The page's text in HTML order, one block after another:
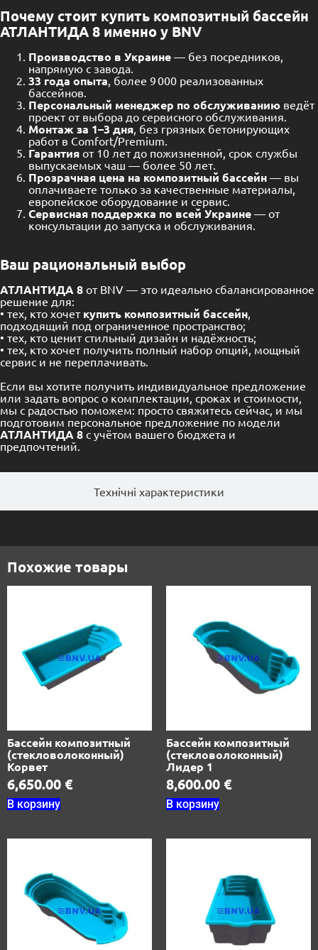
Технічні характеристики
Почему стоит купить композитный бассейн
АТЛАНТИДА 8 именно у BNV
Производство в Украине — без посредников,
напрямую с завода.
33 года опыта , более 9 000 реализованных
бассейнов.
Персональный менеджер по обслуживанию ведёт
проект от выбора до сервисного обслуживания.
Монтаж за 1–3 дня , без грязных бетонирующих
работ в Comfort/Premium.
Гарантия от 10 лет до пожизненной, срок службы
выпускаемых чаш — более 50 лет.
Прозрачная цена на композитный бассейн — вы
оплачиваете только за качественные материалы,
европейское оборудование и сервис.
Сервисная поддержка по всей Украине — от
консультации до запуска и обслуживания.
Ваш рациональный выбор
АТЛАНТИДА 8 от BNV — это идеально сбалансированное
решение для:
• тех, кто хочет купить композитный бассейн
подходящий под ограниченное пространство;
• тех, кто ценит стильный дизайн и надёжность;
• тех, кто хочет получить полный набор опций, мощный
сервис и не переплачивать.
Если вы хотите получить индивидуальное предложение
или задать вопрос о комплектации, сроках и стоимости,
мы с радостью поможем: просто свяжитесь сейчас, и мы
подготовим персональное предложение по модели
АТЛАНТИДА 8 с учётом вашего бюджета и
предпочтений.
Похожие товары
Бассейн композитный
(стекловолоконный)
Корвет
6,650.00 €
В корзину
Бассейн композитный
(стекловолоконный)
Лидер 1
8,600.00 €
В корзину